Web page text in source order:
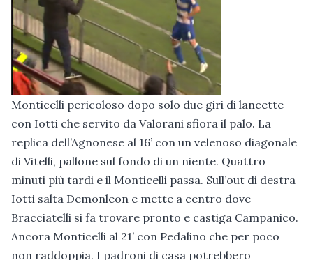
Monticelli pericoloso dopo solo due giri di lancette
con Iotti che servito da Valorani sfiora il palo. La
replica dell’Agnonese al 16’ con un velenoso diagonale
di Vitelli, pallone sul fondo di un niente. Quattro
minuti più tardi e il Monticelli passa. Sull’out di destra
Iotti salta Demonleon e mette a centro dove
Bracciatelli si fa trovare pronto e castiga Campanico.
Ancora Monticelli al 21’ con Pedalino che per poco
non raddoppia. I padroni di casa potrebbero